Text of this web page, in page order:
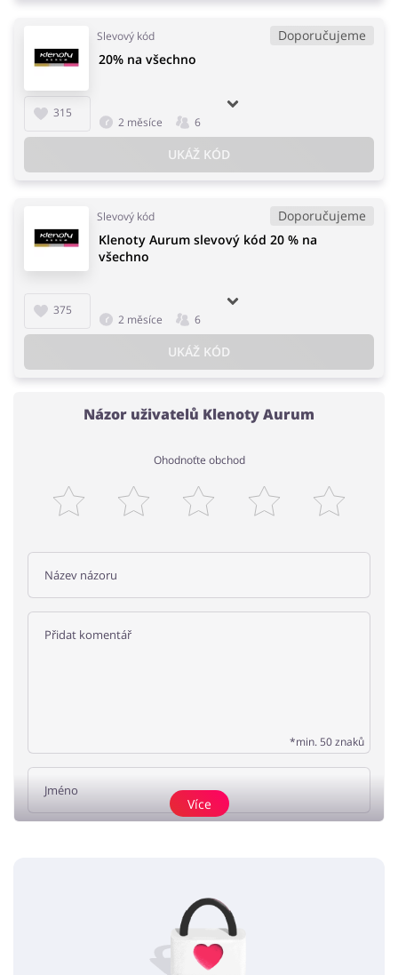
Slevový kód Doporučujeme
315
20% na všechno
2 měsíce 6
UKÁŽ KÓD
Slevový kód Doporučujeme
375
Klenoty Aurum slevový kód 20 % na
všechno
2 měsíce 6
UKÁŽ KÓD
Názor uživatelů Klenoty Aurum
Ohodnoťte obchod
*min. 50 znaků
Žádné elementy nejsou
Více